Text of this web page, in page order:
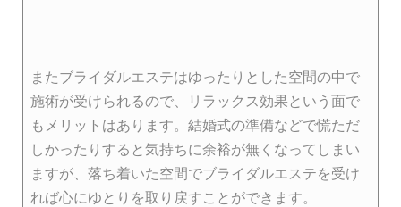
またブライダルエステはゆったりとした空間の中で
施術が受けられるので、リラックス効果という面で
もメリットはあります。結婚式の準備などで慌ただ
しかったりすると気持ちに余裕が無くなってしまい
ますが、落ち着いた空間でブライダルエステを受け
れば心にゆとりを取り戻すことができます。